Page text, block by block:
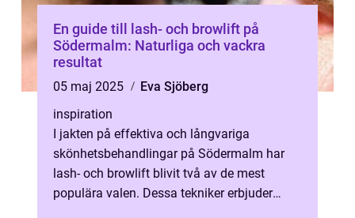
En guide till lash- och browlift på
Södermalm: Naturliga och vackra
resultat
05 maj 2025
Eva Sjöberg
inspiration
I jakten på effektiva och långvariga
skönhetsbehandlingar på Södermalm har
lash- och browlift blivit två av de mest
populära valen. Dessa tekniker erbjuder